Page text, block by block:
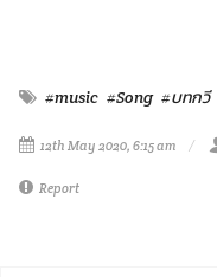
#music #Song #บทกวี
12th May 2020, 6:15 am
Report